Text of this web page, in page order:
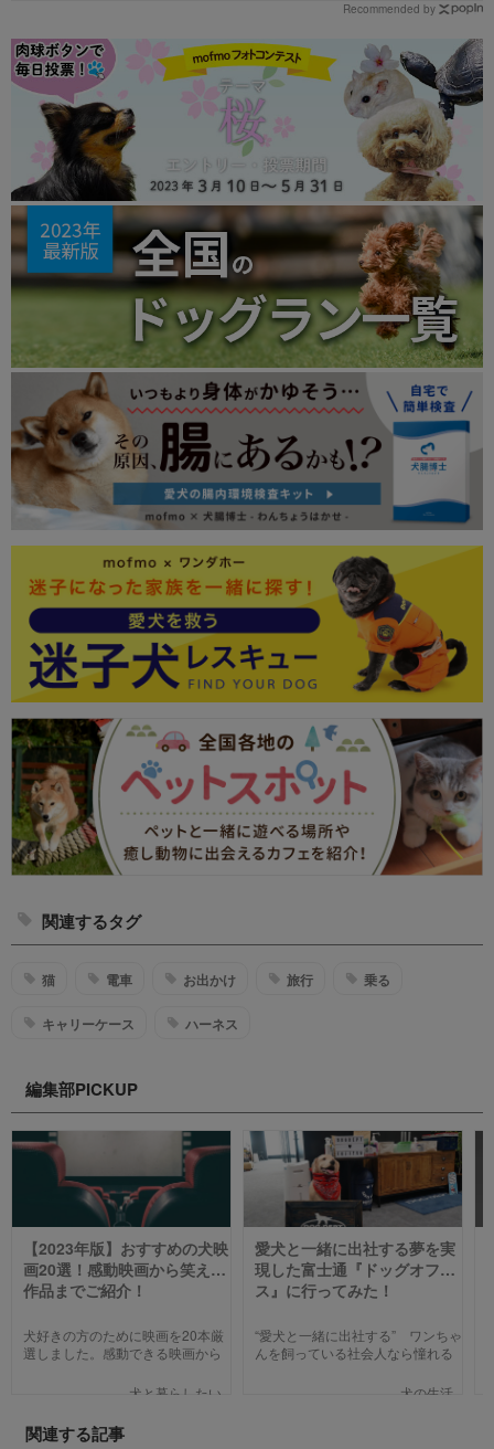
Recommended by
関連するタグ
猫 電車 お出かけ 旅行 乗る
キャリーケース ハーネス
編集部PICKUP
【2023年版】おすすめの犬映
画20選！感動映画から笑える
作品までご紹介！
犬好きの方のために映画を20本厳
選しました。感動できる映画から
で、犬の名作映画を邦画7本,洋画7
ぞれの映画の魅力やあらすじを短
い文章で簡潔に紹介しています。
犬と暮らしたい
愛犬と一緒に出社する夢を実
現した富士通『ドッグオフィ
ス』に行ってみた！
“愛犬と一緒に出社する” ワンちゃ
んを飼っている社会人なら憧れる
そんな夢のような取り組みを富士
犬の生活
関連する記事